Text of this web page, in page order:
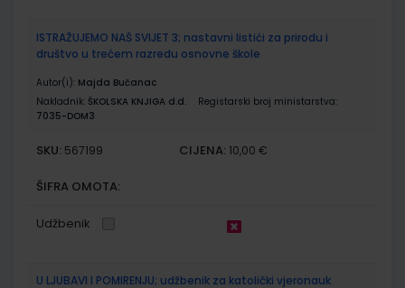
ISTRAŽUJEMO NAŠ SVIJET 3; nastavni listići za prirodu i
društvo u trećem razredu osnovne škole
Autor(i): Majda Bučanac
Nakladnik: ŠKOLSKA KNJIGA d.d.
Registarski broj ministarstva:
7035-DOM3
SKU: 567199 CIJENA: 10,00 €
ŠIFRA OMOTA:
Udžbenik
U LJUBAVI I POMIRENJU; udžbenik za katolički vjeronauk